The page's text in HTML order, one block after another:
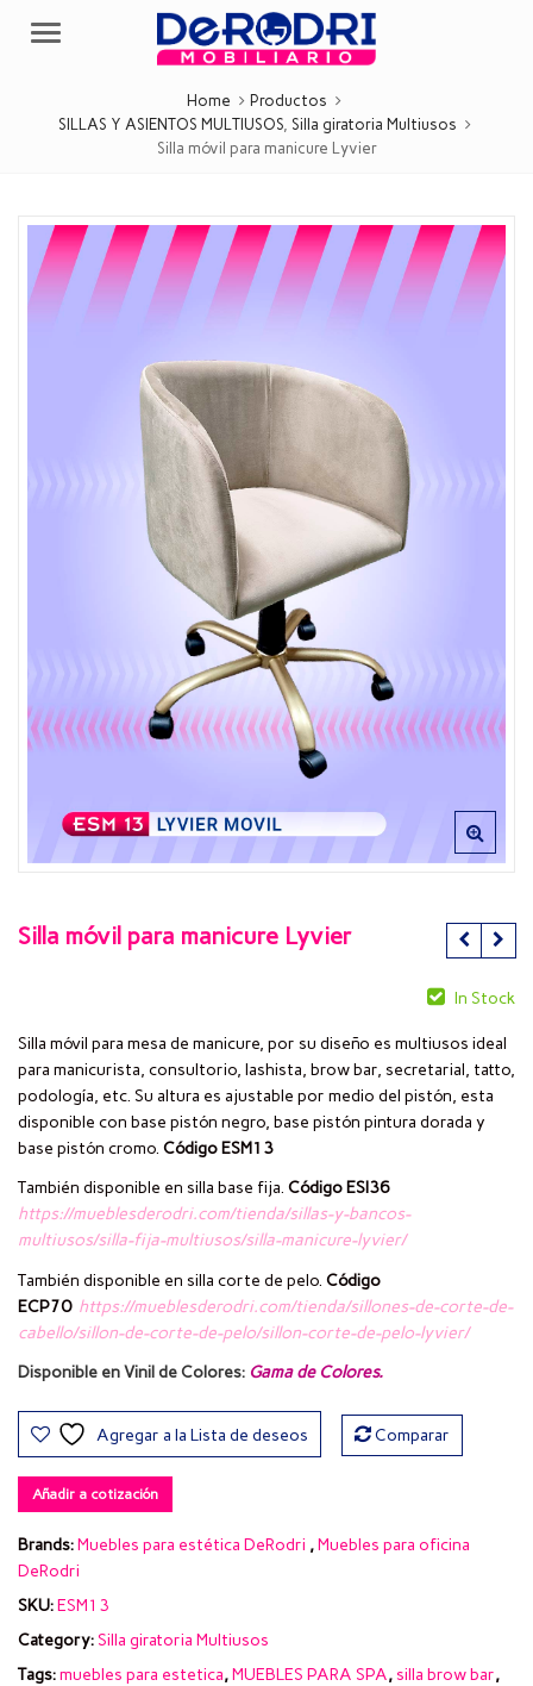
Menu
Home
Productos
SILLAS Y ASIENTOS MULTIUSOS, Silla giratoria Multiusos
Silla móvil para manicure Lyvier
Silla móvil para manicure Lyvier
In Stock
Silla móvil para mesa de manicure, por su diseño es multiusos ideal
para manicurista, consultorio, lashista, brow bar, secretarial, tatto,
podología, etc. Su altura es ajustable por medio del pistón, esta
disponible con base pistón negro, base pistón pintura dorada y
base pistón cromo. Código ESM13
También disponible en silla base fija. Código ESI36
https://mueblesderodri.com/tienda/sillas-y-bancos-
multiusos/silla-fija-multiusos/silla-manicure-lyvier/
También disponible en silla corte de pelo. Código
ECP70 https://mueblesderodri.com/tienda/sillones-de-corte-de-
cabello/sillon-de-corte-de-pelo/sillon-corte-de-pelo-lyvier/
Disponible en Vinil de Colores: Gama de Colores.
Agregar a la Lista de deseos Comparar
Añadir a cotización
Brands:Muebles para estética DeRodri ,Muebles para oficina
DeRodri
SKU:ESM13
Category:Silla giratoria Multiusos
Tags:muebles para estetica,MUEBLES PARA SPA,silla brow bar,